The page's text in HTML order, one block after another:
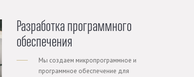
Разработка программного
обеспечения
Мы создаем микропрограммное и
программное обеспечение для